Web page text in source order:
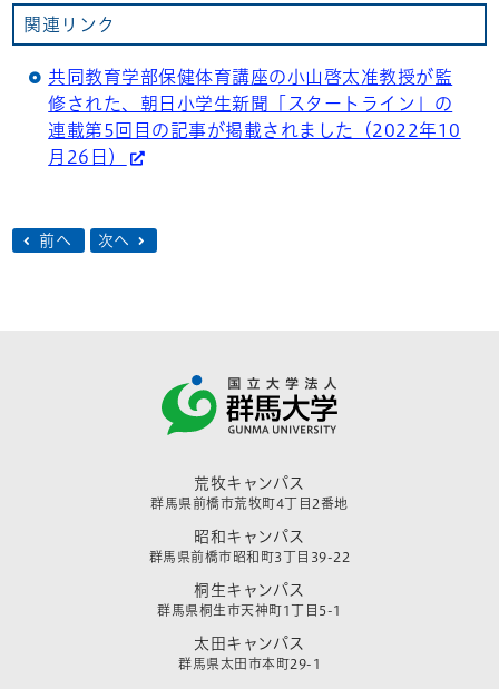
関連リンク
共同教育学部保健体育講座の小山啓太准教授が監
修された、朝日小学生新聞「スタートライン」の
連載第5回目の記事が掲載されました（2022年10
月26日）
前へ 次へ
荒牧キャンパス
群馬県前橋市荒牧町4丁目2番地
昭和キャンパス
群馬県前橋市昭和町3丁目39-22
桐生キャンパス
群馬県桐生市天神町1丁目5-1
太田キャンパス
群馬県太田市本町29-1